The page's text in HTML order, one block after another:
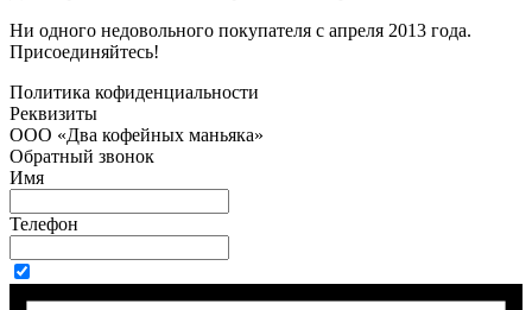
Ни одного недовольного покупателя с апреля 2013 года.
Присоединяйтесь!
Политика кофиденциальности
Реквизиты
ООО «Два кофейных маньяка»
Обратный звонок
Имя
Телефон